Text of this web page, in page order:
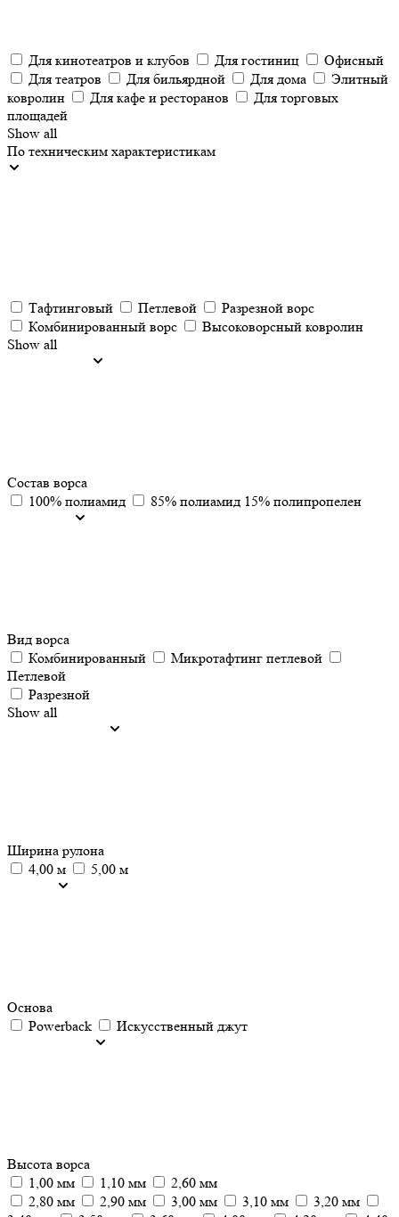
Для кинотеатров и клубов Для гостиниц
Офисный
Для театров
Для бильярдной Для дома
Элитный
ковролин
Для кафе и ресторанов
Для торговых
площадей
Show all
По техническим характеристикам
Тафтинговый Петлевой
Разрезной ворс
Комбинированный ворс
Высоковорсный ковролин
Show all
Состав ворса
100% полиамид
85% полиамид 15% полипропелен
Вид ворса
Комбинированный
Микротафтинг петлевой
Петлевой
Разрезной
Show all
Ширина рулона
4,00 м
5,00 м
Основа
Powerback
Искусственный джут
Высота ворса
1,00 мм
1,10 мм
2,60 мм
2,80 мм
2,90 мм 3,00 мм 3,10 мм
3,20 мм